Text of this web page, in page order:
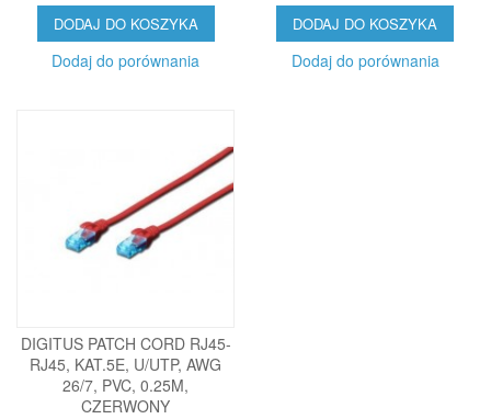
DODAJ DO KOSZYKA
Dodaj do porównania
DODAJ DO KOSZYKA
Dodaj do porównania
DIGITUS PATCH CORD RJ45-
RJ45, KAT.5E, U/UTP, AWG
26/7, PVC, 0.25M,
CZERWONY